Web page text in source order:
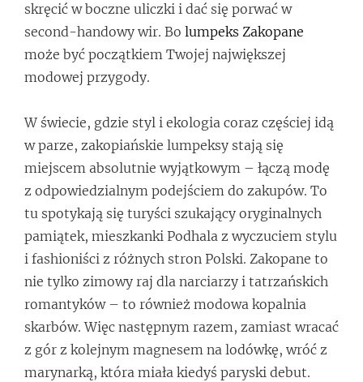
skręcić w boczne uliczki i dać się porwać w
second-handowy wir. Bo lumpeks Zakopane
może być początkiem Twojej największej
modowej przygody.
W świecie, gdzie styl i ekologia coraz częściej idą
w parze, zakopiańskie lumpeksy stają się
miejscem absolutnie wyjątkowym – łączą modę
z odpowiedzialnym podejściem do zakupów. To
tu spotykają się turyści szukający oryginalnych
pamiątek, mieszkanki Podhala z wyczuciem stylu
i fashioniści z różnych stron Polski. Zakopane to
nie tylko zimowy raj dla narciarzy i tatrzańskich
romantyków – to również modowa kopalnia
skarbów. Więc następnym razem, zamiast wracać
z gór z kolejnym magnesem na lodówkę, wróć z
marynarką, która miała kiedyś paryski debut.